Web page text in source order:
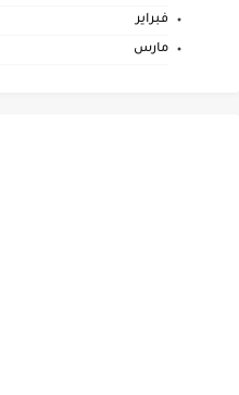
فبراير
مارس